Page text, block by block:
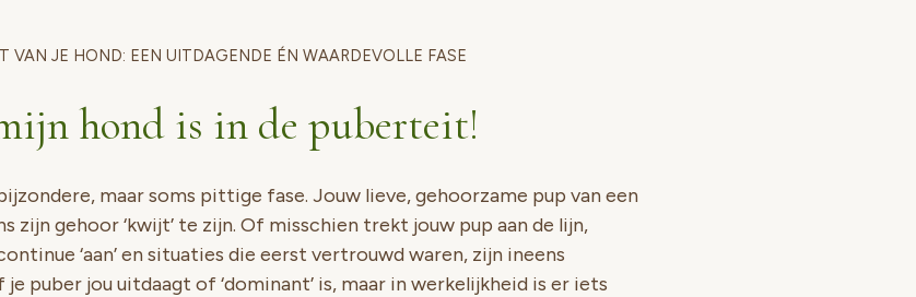
VAN JE HOND: EEN UITDAGENDE ÉN WAARDEVOLLE FASE
hond is in de puberteit!
maar soms pittige fase. Jouw lieve, gehoorzame pup van een
zijn gehoor ‘kwijt’ te zijn. Of misschien trekt jouw pup aan de lijn,
‘aan’ en situaties die eerst vertrouwd waren, zijn ineens
puber jou uitdaagt of ‘dominant’ is, maar in werkelijkheid is er iets